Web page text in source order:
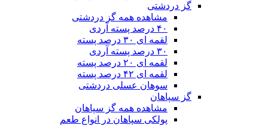
گز دردشتی
مشاهده همه گز دردشتی
۴۰ درصد پسته آردی
لقمه ای ۳۰ درصد پسته
۳۰ درصد پسته آردی
لقمه ای ۲۰ درصد پسته
لقمه ای ۴۲ درصد پسته
سوهان عسلی دردشتی
گز سپاهان
مشاهده همه گز سپاهان
پولکی سپاهان در انواع طعم